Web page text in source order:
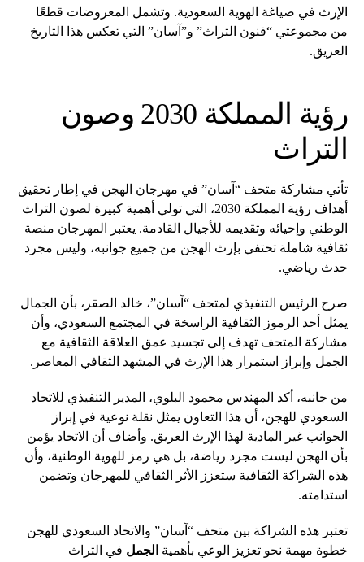
الإرث في صياغة الهوية السعودية. وتشمل المعروضات قطعًا
من مجموعتي “فنون التراث” و”آسان” التي تعكس هذا التاريخ
العريق.
رؤية المملكة 2030 وصون
التراث
تأتي مشاركة متحف “آسان” في مهرجان الهجن في إطار تحقيق
أهداف رؤية المملكة 2030، التي تولي أهمية كبيرة لصون التراث
الوطني وإحيائه وتقديمه للأجيال القادمة. يعتبر المهرجان منصة
ثقافية شاملة تحتفي بإرث الهجن من جميع جوانبه، وليس مجرد
حدث رياضي.
صرح الرئيس التنفيذي لمتحف “آسان”، خالد الصقر، بأن الجمال
يمثل أحد الرموز الثقافية الراسخة في المجتمع السعودي، وأن
مشاركة المتحف تهدف إلى تجسيد عمق العلاقة الثقافية مع
الجمل وإبراز استمرار هذا الإرث في المشهد الثقافي المعاصر.
من جانبه، أكد المهندس محمود البلوي، المدير التنفيذي للاتحاد
السعودي للهجن، أن هذا التعاون يمثل نقلة نوعية في إبراز
الجوانب غير المادية لهذا الإرث العريق. وأضاف أن الاتحاد يؤمن
بأن الهجن ليست مجرد رياضة، بل هي رمز للهوية الوطنية، وأن
هذه الشراكة الثقافية ستعزز الأثر الثقافي للمهرجان وتضمن
استدامته.
تعتبر هذه الشراكة بين متحف “آسان” والاتحاد السعودي للهجن
خطوة مهمة نحو تعزيز الوعي بأهمية الجمل في التراث